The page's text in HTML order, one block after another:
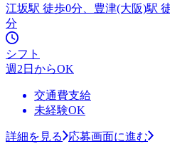
江坂駅 徒歩0分、豊津(大阪)駅
分
シフト
週2日からOK
交通費支給
未経験OK
詳細を見る
応募画面に進む